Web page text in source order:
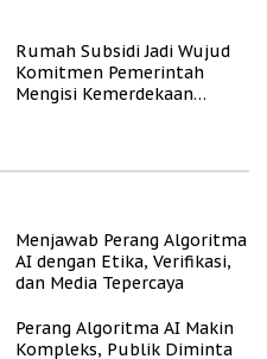
Rumah Subsidi Jadi Wujud
Komitmen Pemerintah
Mengisi Kemerdekaan
Menjawab Perang Algoritma
AI dengan Etika, Verifikasi,
dan Media Tepercaya
Perang Algoritma AI Makin
Kompleks, Publik Diminta